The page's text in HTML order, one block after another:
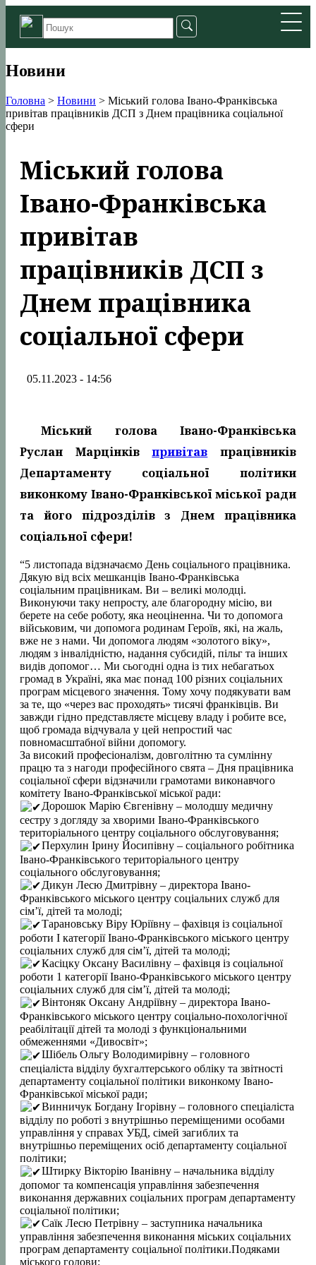
Новини
Головна > Новини > Міський голова Івано-Франківська
привітав працівників ДСП з Днем працівника соціальної
сфери
Міський голова
Івано-Франківська
привітав
працівників ДСП з
Днем працівника
соціальної сфери
05.11.2023 - 14:56
Міський голова Івано-Франківська
Руслан Марцінківпривітав працівників
Департаменту соціальної політики
виконкому Івано-Франківської міської ради
та його підрозділів з Днем працівника
соціальної сфери!
“5 листопада відзначаємо День соціального працівника.
Дякую від всіх мешканців Івано-Франківська
соціальним працівникам. Ви – великі молодці.
Виконуючи таку непросту, але благородну місію, ви
берете на себе роботу, яка неоціненна. Чи то допомога
військовим, чи допомога родинам Героїв, які, на жаль,
вже не з нами. Чи допомога людям «золотого віку»,
людям з інвалідністю, надання субсидій, пільг та інших
видів допомог… Ми сьогодні одна із тих небагатьох
громад в Україні, яка має понад 100 різних соціальних
програм місцевого значення. Тому хочу подякувати вам
за те, що «через вас проходять» тисячі франківців. Ви
завжди гідно представляєте місцеву владу і робите все,
щоб громада відчувала у цей непростий час
повномасштабної війни допомогу.
За високий професіоналізм, довголітню та сумлінну
працю та з нагоди професійного свята – Дня працівника
соціальної сфери відзначили грамотами виконавчого
комітету Івано-Франківської міської ради:
Дорошок Марію Євгенівну – молодшу медичну
сестру з догляду за хворими Івано-Франківського
територіального центру соціального обслуговування;
Перхулин Ірину Йосипівну – соціального робітника
Івано-Франківського територіального центру
соціального обслуговування;
Дикун Лесю Дмитрівну – директора Івано-
Франківського міського центру соціальних служб для
сімʼї, дітей та молоді;
Тарановську Віру Юріївну – фахівця із соціальної
роботи І категорії Івано-Франківського міського центру
соціальних служб для сімʼї, дітей та молоді;
Касіцку Оксану Василівну – фахівця із соціальної
роботи 1 категорії Івано-Франківського міського центру
соціальних служб для сімʼї, дітей та молоді;
Вінтоняк Оксану Андріївну – директора Івано-
Франківського міського центру соціально-похологічної
реабілітації дітей та молоді з функціональними
обмеженнями «Дивосвіт»;
Шібель Ольгу Володимирівну – головного
спеціаліста відділу бухгалтерського обліку та звітності
департаменту соціальної політики виконкому Івано-
Франківської міської ради;
Винничук Богдану Ігорівну – головного спеціаліста
відділу по роботі з внутрішньо переміщеними особами
управління у справах УБД, сімей загиблих та
внутрішньо переміщених осіб департаменту соціальної
політики;
Штирку Вікторію Іванівну – начальника відділу
допомог та компенсація управління забезпечення
виконання державних соціальних програм департаменту
соціальної політики;
Саїк Лесю Петрівну – заступника начальника
управління забезпечення виконання міських соціальних
програм департаменту соціальної політики.Подяками
міського голови: